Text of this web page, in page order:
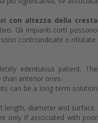
con altezza della cresta
Gli impianti corti possono
controindicate o rifiutate.
edentulous patient. The
anterior ones.
can be a long-term solution
length, diameter and surface.
only if associated with poor